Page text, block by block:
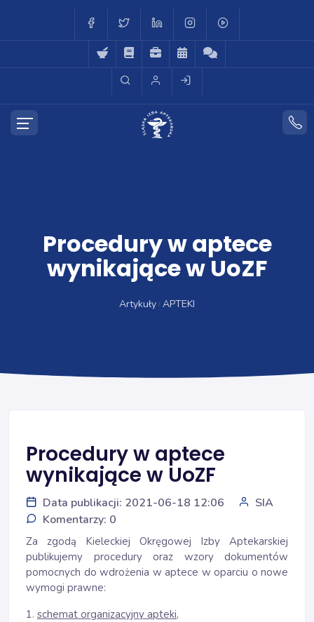
Procedury w aptece
wynikające w UoZF
Artykuły APTEKI
Procedury w aptece
wynikające w UoZF
Data publikacji: 2021-06-18 12:06
SIA
Komentarzy: 0
Za zgodą Kieleckiej Okręgowej Izby Aptekarskiej
publikujemy procedury oraz wzory dokumentów
pomocnych do wdrożenia w aptece w oparciu o nowe
wymogi prawne:
1. schemat organizacyjny apteki,